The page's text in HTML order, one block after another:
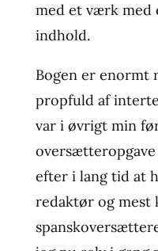
med et værk
indhold.
Bogen er enormt
propfuld af
var i øvrigt min
oversætteropgave
efter i lang tid at
redaktør og mest